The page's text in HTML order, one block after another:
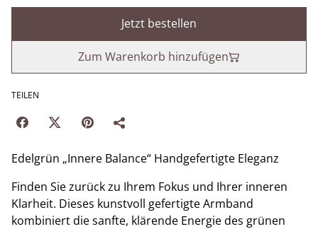
Jetzt bestellen
Zum Warenkorb hinzufügen
TEILEN
Edelgrün „Innere Balance“ Handgefertigte Eleganz
​Finden Sie zurück zu Ihrem Fokus und Ihrer inneren
Klarheit. Dieses kunstvoll gefertigte Armband
kombiniert die sanfte, klärende Energie des grünen